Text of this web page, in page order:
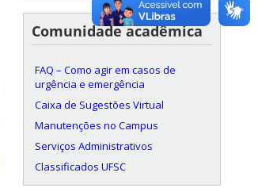
Comunidade acadêmica
FAQ – Como agir em casos de
urgência e emergência
Caixa de Sugestões Virtual
Manutenções no Campus
Serviços Administrativos
Classificados UFSC